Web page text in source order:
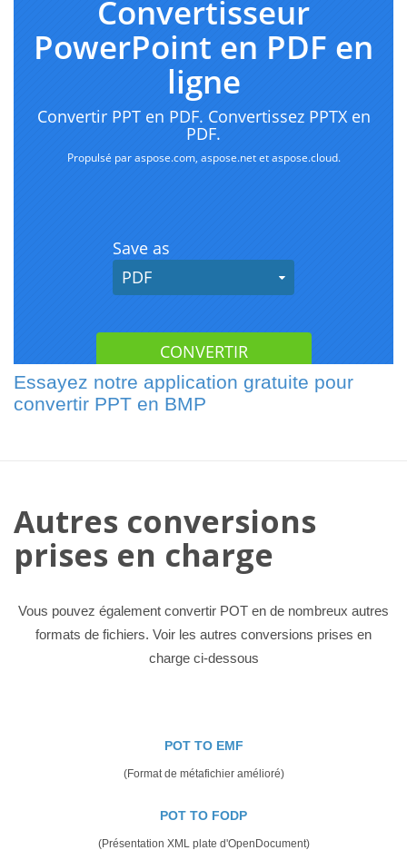
Essayez notre application gratuite pour
convertir PPT en BMP
Autres conversions
prises en charge
Vous pouvez également convertir POT en de nombreux autres
formats de fichiers. Voir les autres conversions prises en
charge ci-dessous
POT TO EMF
(Format de métafichier amélioré)
POT TO FODP
(Présentation XML plate d'OpenDocument)